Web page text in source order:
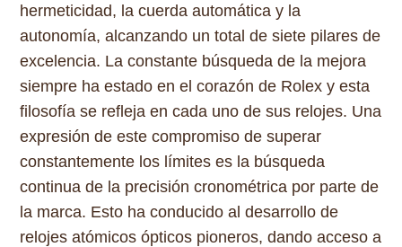
hermeticidad, la cuerda automática y la
autonomía, alcanzando un total de siete pilares de
excelencia. La constante búsqueda de la mejora
siempre ha estado en el corazón de Rolex y esta
filosofía se refleja en cada uno de sus relojes. Una
expresión de este compromiso de superar
constantemente los límites es la búsqueda
continua de la precisión cronométrica por parte de
la marca. Esto ha conducido al desarrollo de
relojes atómicos ópticos pioneros, dando acceso a